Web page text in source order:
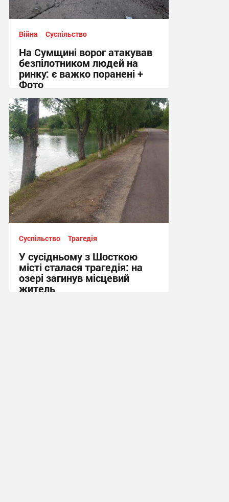
Війна Суспільство
На Сумщині ворог атакував
безпілотником людей на
ринку: є важко поранені +
Фото
10:41, 7.08.2026
Суспільство Трагедія
У сусідньому з Шосткою
місті сталася трагедія: на
озері загинув місцевий
житель